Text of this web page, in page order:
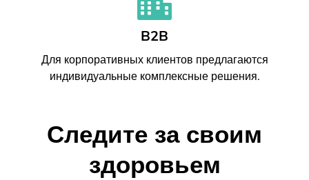
B2B
Для корпоративных клиентов предлагаются
индивидуальные комплексные решения.
Следите за своим
здоровьем